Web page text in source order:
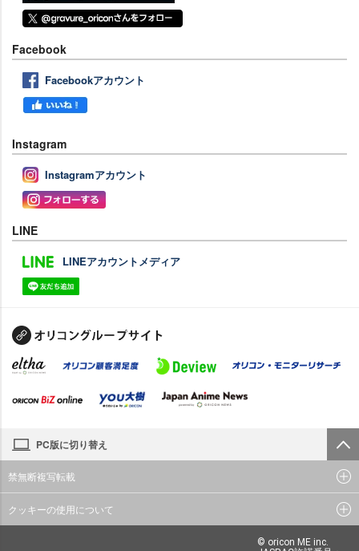
Facebook
Facebookアカウント
Instagram
Instagramアカウント
LINE
LINEアカウントメディア
PC版に切り替え
禁無断複写転載
クッキーの使用について
© oricon ME inc.